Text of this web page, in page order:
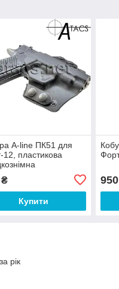
A-line ПК51 для
12, пластикова
Купити
950
рік